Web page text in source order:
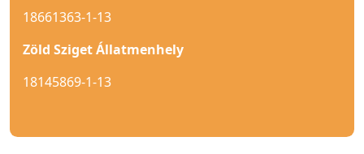
18661363-1-13
Zöld Sziget Állatmenhely
18145869-1-13